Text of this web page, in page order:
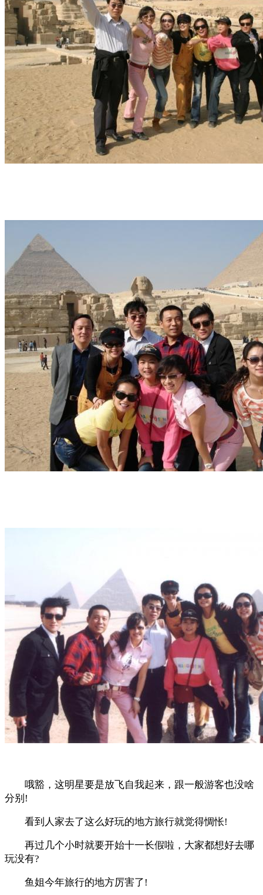
哦豁，这明星要是放飞自我起来，跟一般游客也没啥
分别!
看到人家去了这么好玩的地方旅行就觉得惆怅!
再过几个小时就要开始十一长假啦，大家都想好去哪
玩没有?
鱼姐今年旅行的地方厉害了!